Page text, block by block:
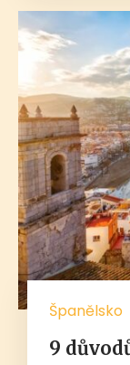
Španělsko
9